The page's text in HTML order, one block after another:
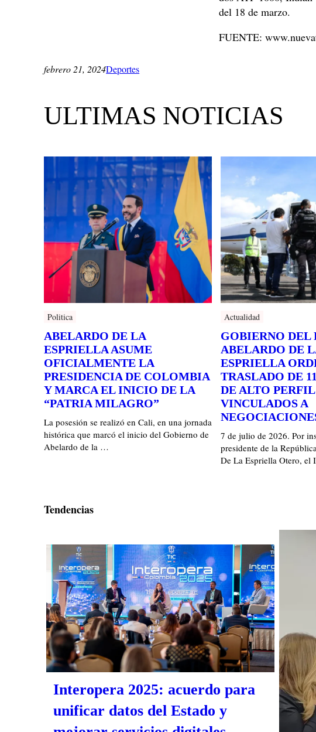
del 18 de marzo.
FUENTE:
febrero 21, 2024Deportes
ULTIMAS NOTICIAS
Politica
ABELARDO DE LA
ESPRIELLA ASUME
OFICIALMENTE LA
PRESIDENCIA DE COLOMBIA
Y MARCA EL INICIO DE LA
“PATRIA MILAGRO”
La posesión se realizó en Cali, en una jornada
histórica que marcó el inicio del Gobierno de
Abelardo de la …
Actualidad
GOBIERNO DEL
ABELARDO DE
ESPRIELLA
TRASLADO DE
DE ALTO PERFIL
VINCULADOS A
7 de julio de 2026. Por
presidente de la
De La Espriella Otero,
Tendencias
Interopera 2025: acuerdo para
unificar datos del Estado y